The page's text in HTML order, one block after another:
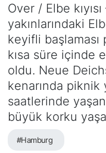
Over / Elbe
yakınlarındaki
keyifli başlaması
kısa süre içinde
oldu. Neue
kenarında piknik
saatlerinde
büyük korku
#Hamburg
SİYASET
SAĞLIK